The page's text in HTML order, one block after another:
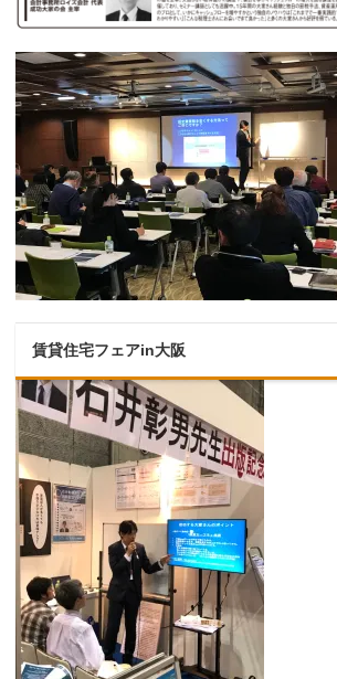
賃貸住宅フェアin大阪